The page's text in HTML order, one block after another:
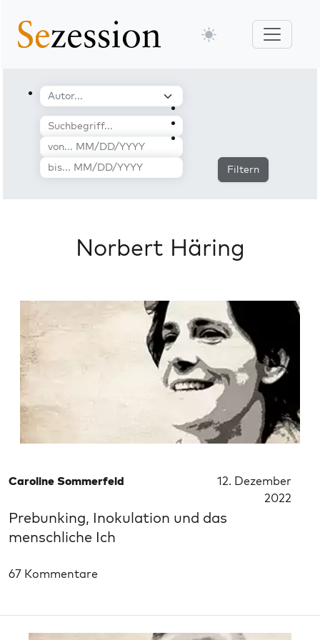
Filtern
Norbert Häring
Caroline Sommerfeld
12. Dezember
2022
Prebunking, Inokulation und das
menschliche Ich
67 Kommentare